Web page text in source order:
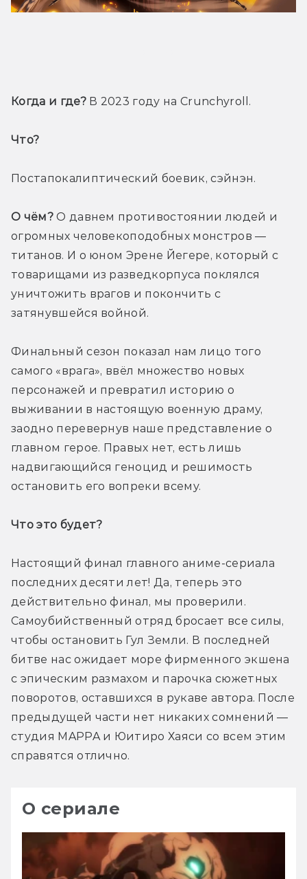
Когда и где? В 2023 году на Crunchyroll.
Что?
Постапокалиптический боевик, сэйнэн.
О чём? О давнем противостоянии людей и
огромных человекоподобных монстров —
титанов. И о юном Эрене Йегере, который с
товарищами из разведкорпуса поклялся
уничтожить врагов и покончить с
затянувшейся войной.
Финальный сезон показал нам лицо того
самого «врага», ввёл множество новых
персонажей и превратил историю о
выживании в настоящую военную драму,
заодно перевернув наше представление о
главном герое. Правых нет, есть лишь
надвигающийся геноцид и решимость
остановить его вопреки всему.
Что это будет?
Настоящий финал главного аниме-сериала
последних десяти лет! Да, теперь это
действительно финал, мы проверили.
Самоубийственный отряд бросает все силы,
чтобы остановить Гул Земли. В последней
битве нас ожидает море фирменного экшена
с эпическим размахом и парочка сюжетных
поворотов, оставшихся в рукаве автора. После
предыдущей части нет никаких сомнений —
студия MAPPA и Юитиро Хаяси со всем этим
справятся отлично.
О сериале